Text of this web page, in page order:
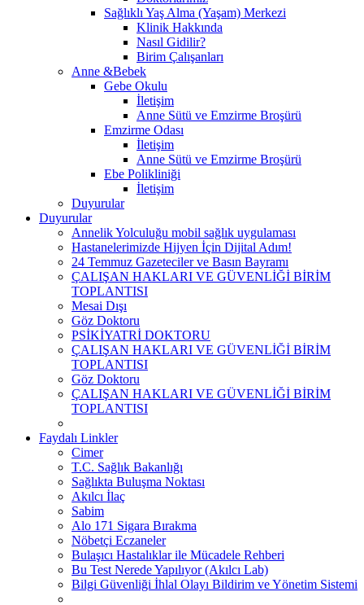
Sağlıklı Yaş Alma (Yaşam) Merkezi
Klinik Hakkında
Nasıl Gidilir?
Birim Çalışanları
Anne &Bebek
Gebe Okulu
İletişim
Anne Sütü ve Emzirme Broşürü
Emzirme Odası
İletişim
Anne Sütü ve Emzirme Broşürü
Ebe Polikliniği
İletişim
Duyurular
Duyurular
Annelik Yolculuğu mobil sağlık uygulaması
Hastanelerimizde Hijyen İçin Dijital Adım!
24 Temmuz Gazeteciler ve Basın Bayramı
ÇALIŞAN HAKLARI VE GÜVENLİĞİ BİRİM
TOPLANTISI
Mesai Dışı
Göz Doktoru
PSİKİYATRİ DOKTORU
ÇALIŞAN HAKLARI VE GÜVENLİĞİ BİRİM
TOPLANTISI
Göz Doktoru
ÇALIŞAN HAKLARI VE GÜVENLİĞİ BİRİM
TOPLANTISI
Faydalı Linkler
Cimer
T.C. Sağlık Bakanlığı
Sağlıkta Buluşma Noktası
Akılcı İlaç
Sabim
Alo 171 Sigara Bırakma
Nöbetçi Eczaneler
Bulaşıcı Hastalıklar ile Mücadele Rehberi
Bu Test Nerede Yapılıyor (Akılcı Lab)
Bilgi Güvenliği İhlal Olayı Bildirim ve Yönetim Sistemi